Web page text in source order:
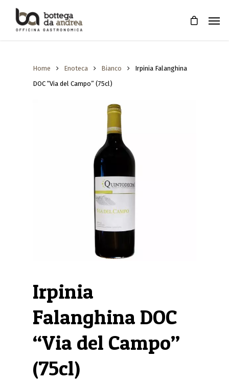
Home Enoteca Bianco
Irpinia Falanghina
DOC “Via del Campo” (75cl)
Irpinia
Falanghina DOC
“Via del Campo”
(75cl)